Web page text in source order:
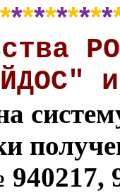
**********